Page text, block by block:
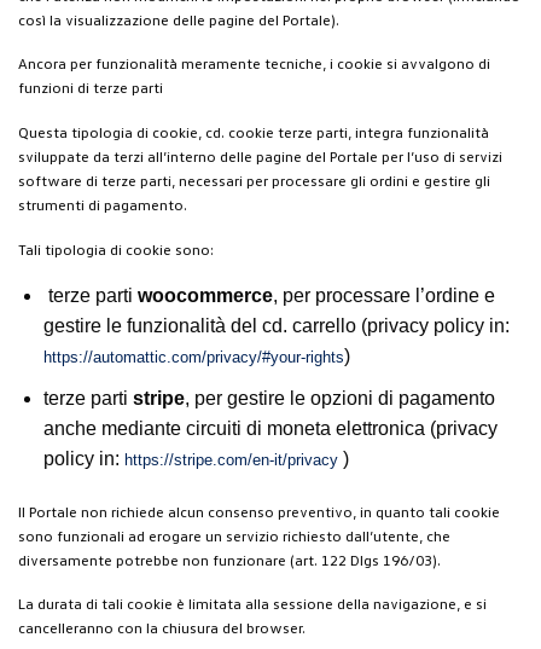
così la visualizzazione delle pagine del Portale).
Ancora per funzionalità meramente tecniche, i cookie si avvalgono di
funzioni di terze parti
Questa tipologia di cookie, cd. cookie terze parti, integra funzionalità
sviluppate da terzi all’interno delle pagine del Portale per l’uso di servizi
software di terze parti, necessari per processare gli ordini e gestire gli
strumenti di pagamento.
Tali tipologia di cookie sono:
terze parti woocommerce, per processare l’ordine e
gestire le funzionalità del cd. carrello (privacy policy in:
https://automattic.com/privacy/#your-rights)
terze parti stripe, per gestire le opzioni di pagamento
anche mediante circuiti di moneta elettronica (privacy
policy in: https://stripe.com/en-it/privacy)
Il Portale non richiede alcun consenso preventivo, in quanto tali cookie
sono funzionali ad erogare un servizio richiesto dall’utente, che
diversamente potrebbe non funzionare (art. 122 Dlgs 196/03).
La durata di tali cookie è limitata alla sessione della navigazione, e si
cancelleranno con la chiusura del browser.